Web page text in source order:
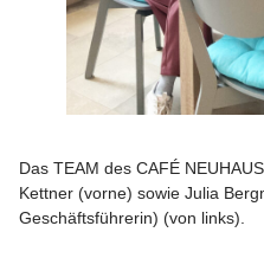
Das TEAM des CAFÉ
Kettner (vorne) sowie Julia
Geschäftsführerin) (von links).